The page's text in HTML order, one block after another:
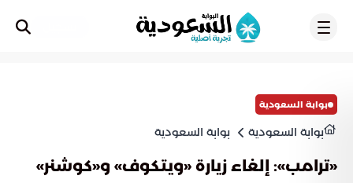
بوابة السعودية
بوابة السعودية بوابة السعودية
«ترامب»: إلغاء زيارة «ويتكوف» و«كوشنر»